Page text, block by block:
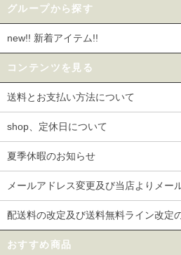
グループから探す
new!! 新着アイテム!!
コンテンツを見る
送料とお支払い方法について
shop、定休日について
夏季休暇のお知らせ
メールアドレス変更及び当店よりメー
配送料の改定及び送料無料ライン改定
おすすめ商品